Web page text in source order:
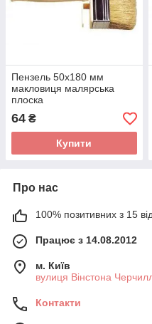
Пензель 50х180 мм
макловиця малярська
плоска
64 ₴
Купити
Про нас
100% позитивних з 15
Працює з 14.08.2012
м. Київ
вулиця Вінстона
Контакти